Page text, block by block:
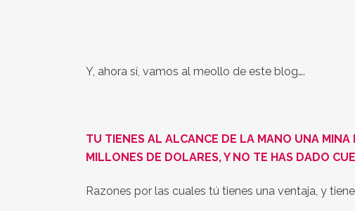
Y, ahora sí, vamos al meollo de este blog….
TU TIENES AL ALCANCE DE LA MANO UNA
MILLONES DE DOLARES, Y NO TE HAS DADO
Razones por las cuales tú tienes una ventaja, y